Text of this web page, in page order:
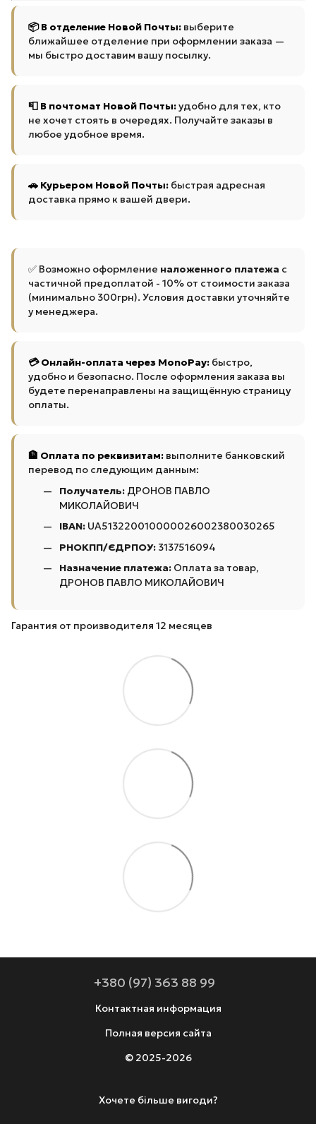
📦 В отделение Новой Почты: выберите
ближайшее отделение при оформлении заказа —
мы быстро доставим вашу посылку.
📮 В почтомат Новой Почты:удобно для тех, кто
не хочет стоять в очередях. Получайте заказы в
любое удобное время.
🚗 Курьером Новой Почты: быстрая адресная
доставка прямо к вашей двери.
✅ Возможно оформление наложенного платежа с
частичной предоплатой - 10% от стоимости заказа
(минимально 300грн). Условия доставки уточняйте
у менеджера.
💳 Онлайн-оплата через MonoPay: быстро,
удобно и безопасно. После оформления заказа вы
будете перенаправлены на защищённую страницу
оплаты.
🏦 Оплата по реквизитам: выполните банковский
перевод по следующим данным:
Получатель: ДРОНОВ ПАВЛО
МИКОЛАЙОВИЧ
IBAN: UA513220010000026002380030265
РНОКПП/ЄДРПОУ: 3137516094
Назначение платежа: Оплата за товар,
ДРОНОВ ПАВЛО МИКОЛАЙОВИЧ
Гарантия от производителя 12 месяцев
+380 (97) 363 88 99
Контактная информация
Полная версия сайта
© 2025-2026
Хочете більше вигоди?